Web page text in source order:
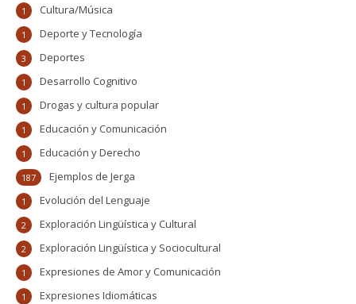
Cultura/Música
1
Deporte y Tecnología
1
Deportes
3
Desarrollo Cognitivo
1
Drogas y cultura popular
1
Educación y Comunicación
1
Educación y Derecho
1
Ejemplos de Jerga
187
Evolución del Lenguaje
1
Exploración Lingüística y Cultural
2
Exploración Lingüística y Sociocultural
2
Expresiones de Amor y Comunicación
1
Expresiones Idiomáticas
1